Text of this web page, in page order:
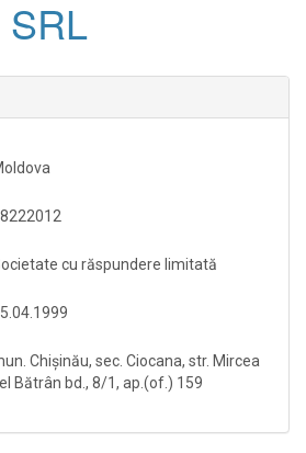
cu răspundere limitată
Chişinău, sec. Ciocana, str. Mircea
Bătrân bd., 8/1, ap.(of.) 159